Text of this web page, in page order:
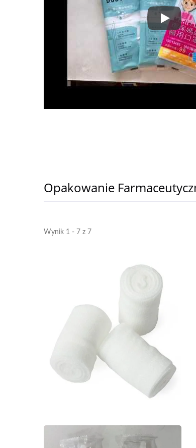
▼
Opakowanie
Wynik 1 - 7 z 7